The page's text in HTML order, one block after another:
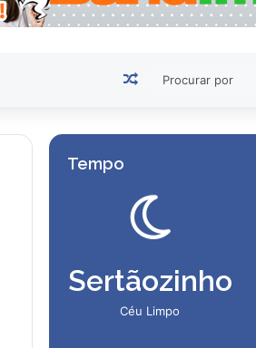
Artigo aleatório
Tempo
Sertãozinho
Céu Limpo